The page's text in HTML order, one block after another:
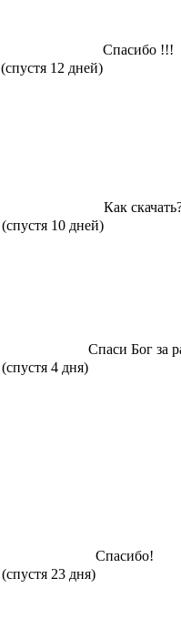
(спустя 12 дней)
Спасибо !!!
(спустя 10 дней)
Как
(спустя 4 дня)
Спаси Бог за
(спустя 23 дня)
Спасибо!